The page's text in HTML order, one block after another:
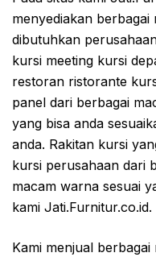
menyediakan
dibutuhkan
kursi meeting kursi
restoran ristorante
panel dari berbagai
yang bisa anda
anda. Rakitan kursi
kursi perusahaan dari
macam warna sesuai
kami Jati.Furnitur.co.id.
Kami menjual